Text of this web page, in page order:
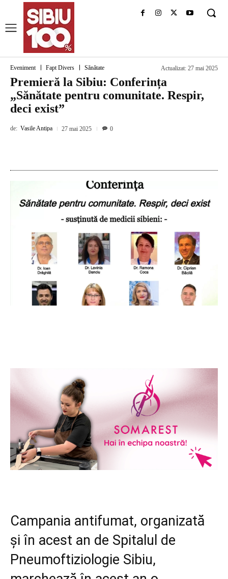
Eveniment Fapt Divers Sănătate Actualizat: 27 mai 2025
Premieră la Sibiu: Conferința
„Sănătate pentru comunitate. Respir,
deci exist”
de: Vasile Antipa 27 mai 2025 0
Campania antifumat, organizată
și în acest an de Spitalul de
Pneumoftiziologie Sibiu,